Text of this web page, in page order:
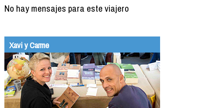
No hay mensajes para este viajero
Xavi y Carme